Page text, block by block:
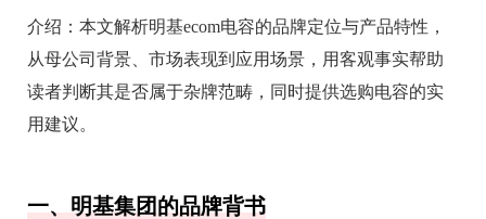
介绍： 本文解析明基ecom电容的品牌定位与产品特性，
从母公司背景、市场表现到应用场景，用客观事实帮助
读者判断其是否属于杂牌范畴，同时提供选购电容的实
用建议。
一、明基集团的品牌背书